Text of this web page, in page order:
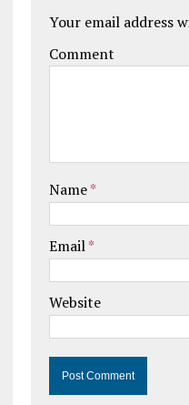
Your email address
Comment
Name*
Email*
Website